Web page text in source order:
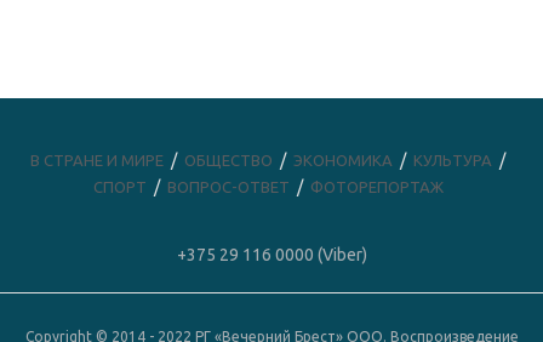
В СТРАНЕ И МИРЕ ОБЩЕСТВО ЭКОНОМИКА
КУЛЬТУРА
СПОРТ
ВОПРОС-ОТВЕТ ФОТОРЕПОРТАЖ
+375 29 116 0000 (Viber)
Copyright © 2014 - 2022 РГ «Вечерний Брест» ООО. Воспроизведение